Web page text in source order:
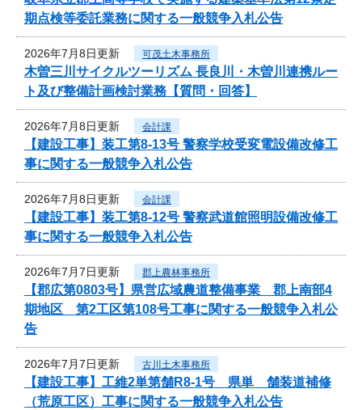
期点検等委託業務に関する一般競争入札公告
2026年7月8日更新 可茂土木事務所
木曽三川サイクルツーリズム 長良川・木曽川連携ルー
ト及び整備計画検討業務【質問・回答】
2026年7月8日更新 会計課
【建設工事】装工第8-13号 警察学校受変電設備改修工
事に関する一般競争入札公告
2026年7月8日更新 会計課
【建設工事】装工第8-12号 警察武道館照明設備改修工
事に関する一般競争入札公告
2026年7月7日更新 郡上農林事務所
【郡広第0803号】県営広域農道整備事業 郡上南部4
期地区 第2工区第108号工事に関する一般競争入札公
告
2026年7月7日更新 古川土木事務所
【建設工事】工維2単第舗R8-1号 県単 舗装道補修
（荒原工区）工事に関する一般競争入札公告